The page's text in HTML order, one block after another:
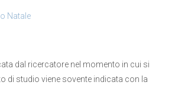
Natale
dal ricercatore nel momento in cui si
di studio viene sovente indicata con la